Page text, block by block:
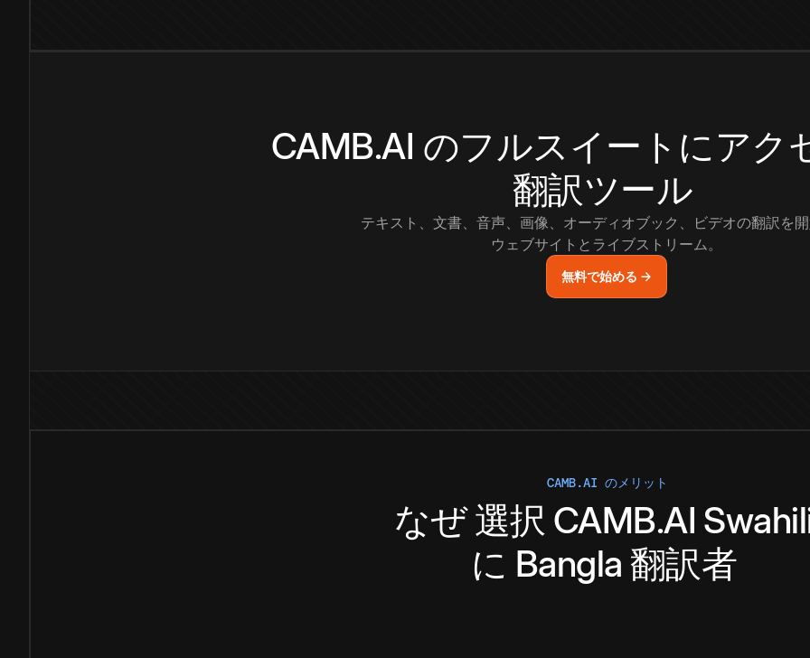
CAMB.AI のフルスイートにアク
翻訳ツール
テキスト、文書、音声、画像、オーディオブック、ビデオの翻訳を
ウェブサイトとライブストリーム。
無料で始める →
CAMB.AI のメリット
なぜ選択 CAMB.AI
に Bangla 翻訳者